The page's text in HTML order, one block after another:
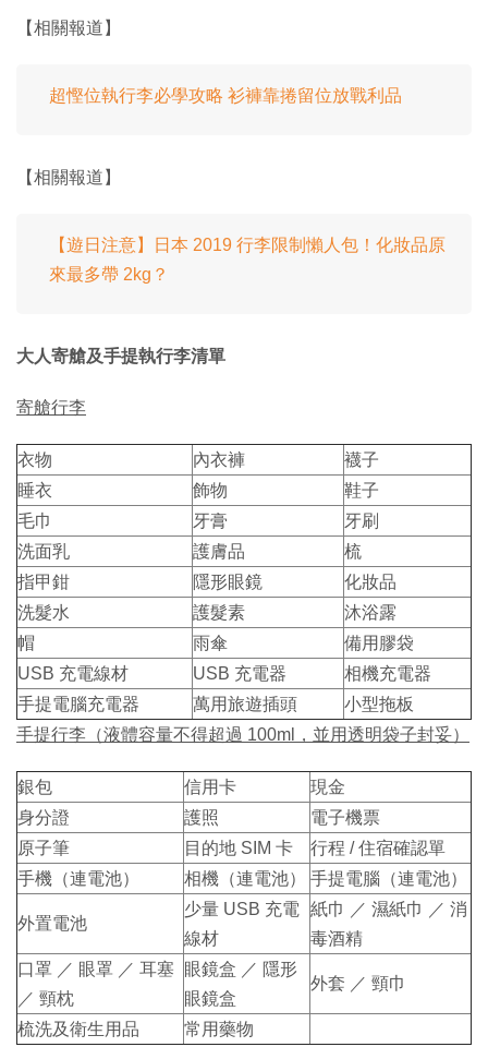
【相關報道】
超慳位執行李必學攻略 衫褲靠捲留位放戰利品
【相關報道】
【遊日注意】日本 2019 行李限制懶人包！化妝品原
來最多帶 2kg？
大人寄艙及手提執行李清單
寄艙行李
衣物 內衣褲
襪子
睡衣
飾物
鞋子
毛巾
牙膏
牙刷
洗面乳
護膚品
梳
指甲鉗
隱形眼鏡
化妝品
洗髮水
護髮素
沐浴露
帽
雨傘
備用膠袋
USB 充電線材
USB 充電器
相機充電器
手提電腦充電器
萬用旅遊插頭
小型拖板
手提行李（液體容量不得超過 100ml，並用透明袋子封妥）
銀包 信用卡
現金
身分證
護照
電子機票
原子筆
目的地 SIM 卡
行程 / 住宿確認單
手機（連電池）
相機（連電池） 手提電腦（連電池）
外置電池
少量 USB 充電
線材
紙巾 ／ 濕紙巾 ／ 消
毒酒精
口罩 ／ 眼罩 ／ 耳塞
／ 頸枕
眼鏡盒 ／ 隱形
眼鏡盒
外套 ／ 頸巾
梳洗及衛生用品 常用藥物